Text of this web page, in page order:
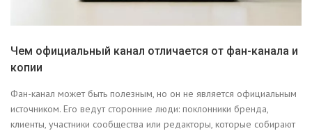
Чем официальный канал отличается от фан-канала и
копии
Фан-канал может быть полезным, но он не является официальным
источником. Его ведут сторонние люди: поклонники бренда,
клиенты, участники сообщества или редакторы, которые собирают